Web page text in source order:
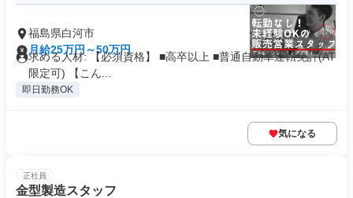
福島県白河市
月給25万円～50万円
求める人材: 【必須資格】 ■高卒以上 ■普通自動車運転免許(AT
限定可) 【こん...
即日勤務OK
気になる
正社員
金型製造スタッフ